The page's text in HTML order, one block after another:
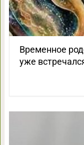
Временное
уже